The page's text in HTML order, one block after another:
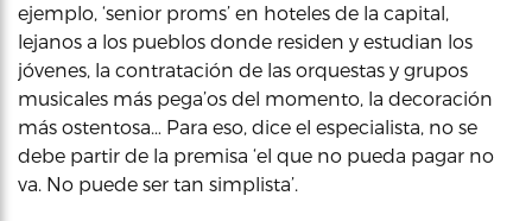
ejemplo, ‘senior proms’ en hoteles de la capital,
lejanos a los pueblos donde residen y estudian los
jóvenes, la contratación de las orquestas y grupos
musicales más pega’os del momento, la decoración
más ostentosa… Para eso, dice el especialista, no se
debe partir de la premisa ‘el que no pueda pagar no
va. No puede ser tan simplista’.